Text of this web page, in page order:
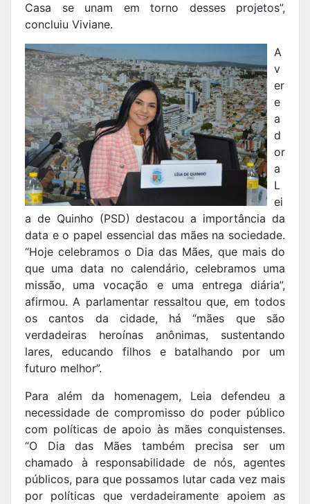
Casa se unam em torno desses projetos”,
concluiu Viviane.
A
v
er
e
a
d
or
a
L
ei
a de Quinho (PSD) destacou a importância da
data e o papel essencial das mães na sociedade.
“Hoje celebramos o Dia das Mães, que mais do
que uma data no calendário, celebramos uma
missão, uma vocação e uma entrega diária”,
afirmou. A parlamentar ressaltou que, em todos
os cantos da cidade, há “mães que são
verdadeiras heroínas anônimas, sustentando
lares, educando filhos e batalhando por um
futuro melhor”.
Para além da homenagem, Leia defendeu a
necessidade de compromisso do poder público
com políticas de apoio às mães conquistenses.
“O Dia das Mães também precisa ser um
chamado à responsabilidade de nós, agentes
públicos, para que possamos lutar cada vez mais
por políticas que verdadeiramente apoiem as